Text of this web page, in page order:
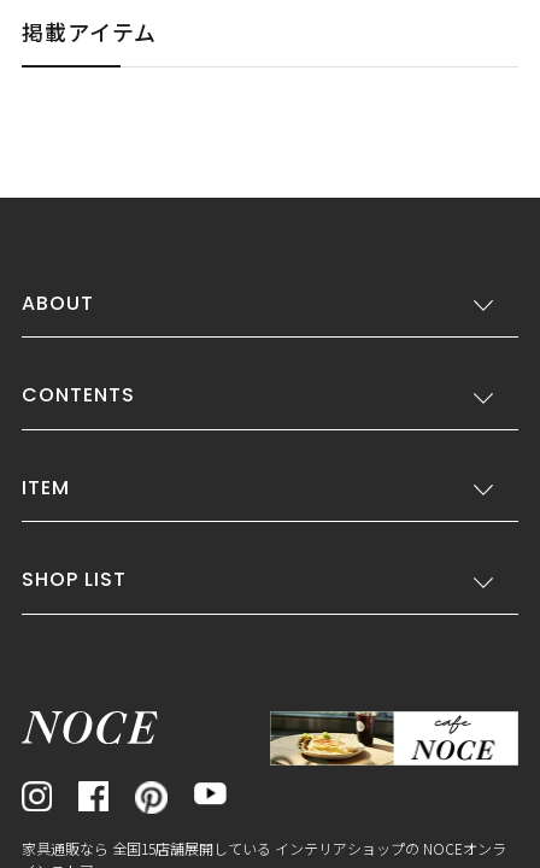
掲載アイテム
ABOUT
CONTENTS
ITEM
SHOP LIST
家具通販なら 全国15店舗展開している インテリアショップの NOCEオンラ